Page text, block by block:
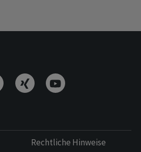
Rechtliche Hinweise